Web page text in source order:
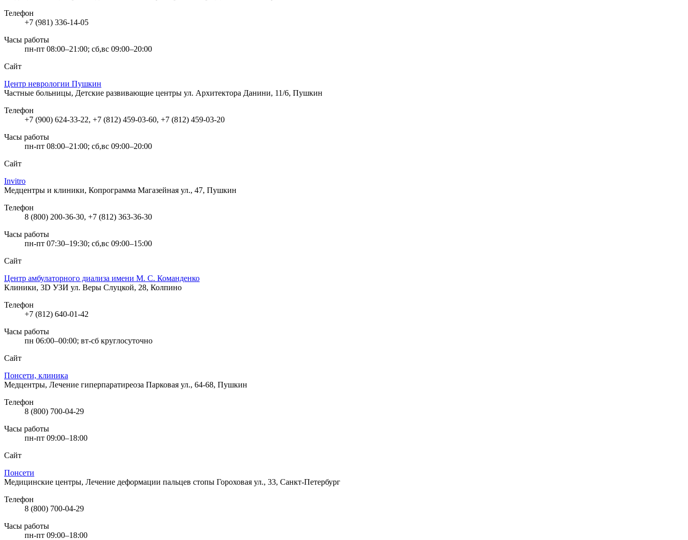
Телефон
+7 (981) 336-14-05
Часы работы
пн-пт 08:00–21:00; сб,вс 09:00–20:00
Сайт
Центр неврологии Пушкин
Частные больницы, Детские развивающие центры ул. Архитектора Данини, 11/6, Пушкин
Телефон
+7 (900) 624-33-22, +7 (812) 459-03-60, +7 (812) 459-03-20
Часы работы
пн-пт 08:00–21:00; сб,вс 09:00–20:00
Сайт
Invitro
Медцентры и клиники, Копрограмма Магазейная ул., 47, Пушкин
Телефон
8 (800) 200-36-30, +7 (812) 363-36-30
Часы работы
пн-пт 07:30–19:30; сб,вс 09:00–15:00
Сайт
Центр амбулаторного диализа имени М. С. Команденко
Клиники, 3D УЗИ ул. Веры Слуцкой, 28, Колпино
Телефон
+7 (812) 640-01-42
Часы работы
пн 06:00–00:00; вт-сб круглосуточно
Сайт
Понсети, клиника
Медцентры, Лечение гиперпаратиреоза Парковая ул., 64-68, Пушкин
Телефон
8 (800) 700-04-29
Часы работы
пн-пт 09:00–18:00
Сайт
Понсети
Медицинские центры, Лечение деформации пальцев стопы Гороховая ул., 33, Санкт-Петербург
Телефон
8 (800) 700-04-29
Часы работы
пн-пт 09:00–18:00